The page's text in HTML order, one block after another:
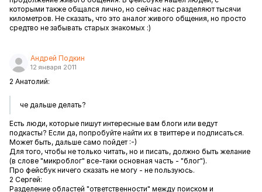
которыми также общался лично, но сейчас нас разделяют тысячи
километров. Не сказать, что это аналог живого общения, но просто
средтво не забывать старых знакомых :)
Андрей Подкин
12 января 2011
2 Анатолий:
че дальше делать?
Есть люди, которые пишут интересные вам блоги или ведут
подкасты? Если да, попробуйте найти их в твиттере и подписаться.
Может быть, дальше само пойдет :-)
Для того, чтобы не только читать, но и писать, должно быть желание
(в слове "микроблог" все-таки основная часть - "блог").
Про фейсбук ничего сказать не могу - не пользуюсь.
2 Сергей:
Разделение областей "ответственности" между поиском и